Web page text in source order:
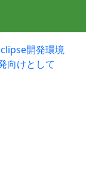
開発環境
向けとして